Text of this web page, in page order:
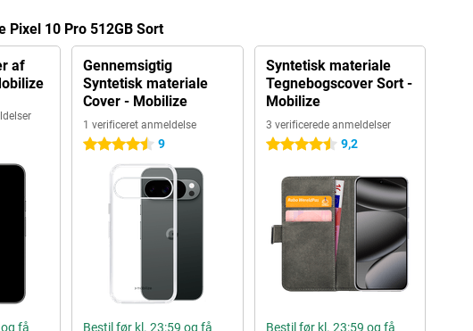
Pixel 10 Pro 512GB Sort
af
få
Gennemsigtig
Syntetisk materiale
Cover - Mobilize
1 verificeret anmeldelse
4.5 stjerner 9
Bestil før kl. 23:59 og få
Syntetisk materiale
Tegnebogscover Sort -
Mobilize
3 verificerede anmeldelser
4.5 stjerner 9,2
Bestil før kl. 23:59 og få